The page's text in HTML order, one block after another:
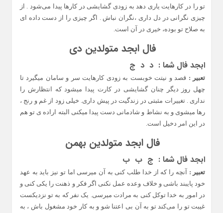
تو را در کارهایت یاری دهد به زودی گشایشی در کارها پیدا می‌شود . از
چیزی نگرانی در دل داری ،نگران نباش . اگر چیزی را از دست داده ای
به صلاح تو بوده، خیری در آن است.
فال ابجد متولدین دی
ابجد فال شما : د د ج
تعبیر : قصد و نیتت خوبست به زودی کارهایت سر و سامان میگیرد تا
چهل روز دیگر چنان گشایشی در کارت پیدا میشود که انتظارش را
نداری . تغییرات مثبتی در زندگیت در پیش داری. خیلی زود از غم و رنج ،
رها میشوی و به نشاط و شادمانی دست پیدا میکنی البته اراده ی تو هم
در این امر دخیل است.
فال ابجد متولدین بهمن
ابجد فال شما : ج ب ب
تعبیر :
آنچه را که از خدا طلب کنی به آن میرسی اما تو نیز باید به عهد
خود پایبند باشی و خلاف وعده عمل نکنی اگر فکر و ذهنت را یکی کنی و
در امور به خدا توکل کنی به مرادت میرسی. یک نفر که به تو نزدیکست
غیبت تو را می‌کند تو به آن بی اعتنا شو و به کار خود مشغول باش ، به